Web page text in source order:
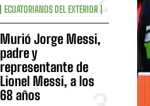
ECUATORIANOS DEL EXTERIOR
Murió Jorge Messi,
padre y
representante de
Lionel Messi, a los
68 años